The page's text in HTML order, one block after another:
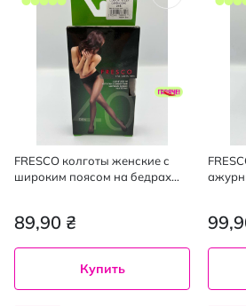
FRESCO колготы женские с
широким поясом на бедрах
89,90 ₴
Купить